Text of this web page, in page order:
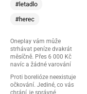
#letadlo
#herec
Oneplay vám může
strhávat peníze dvakrát
měsíčně. Přes 6 000 Kč
navíc a žádné varování
Proti borelióze neexistuje
očkování. Jediné, co vás